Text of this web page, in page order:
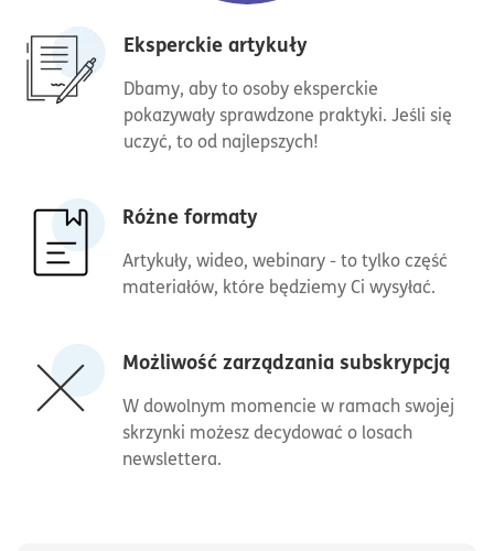
Eksperckie artykuły
Dbamy, aby to osoby eksperckie
pokazywały sprawdzone praktyki. Jeśli się
uczyć, to od najlepszych!
Różne formaty
Artykuły, wideo, webinary - to tylko część
materiałów, które będziemy Ci wysyłać.
Możliwość zarządzania subskrypcją
W dowolnym momencie w ramach swojej
skrzynki możesz decydować o losach
newslettera.